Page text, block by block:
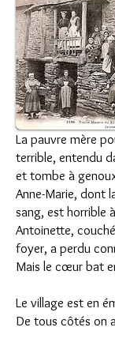
La pauvre mère
terrible, entendu
et tombe à
Anne-Marie, dont
sang, est horrible
Antoinette,
foyer, a perdu
Mais le cœur bat
Le village est en
De tous côtés on